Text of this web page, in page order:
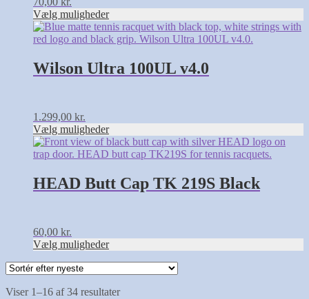
Vælg muligheder
vælges
på
varesiden
Wilson Ultra 100UL v4.0
1.299,00 kr.
Vælg muligheder
Dette
vare
flere
varianter.
vælges
på
varesiden
HEAD Butt Cap TK 219S Black
60,00 kr.
Vælg muligheder
Dette
vare
flere
varianter.
vælges
på
varesiden
Viser 1–16 af 34 resultaterSorteret